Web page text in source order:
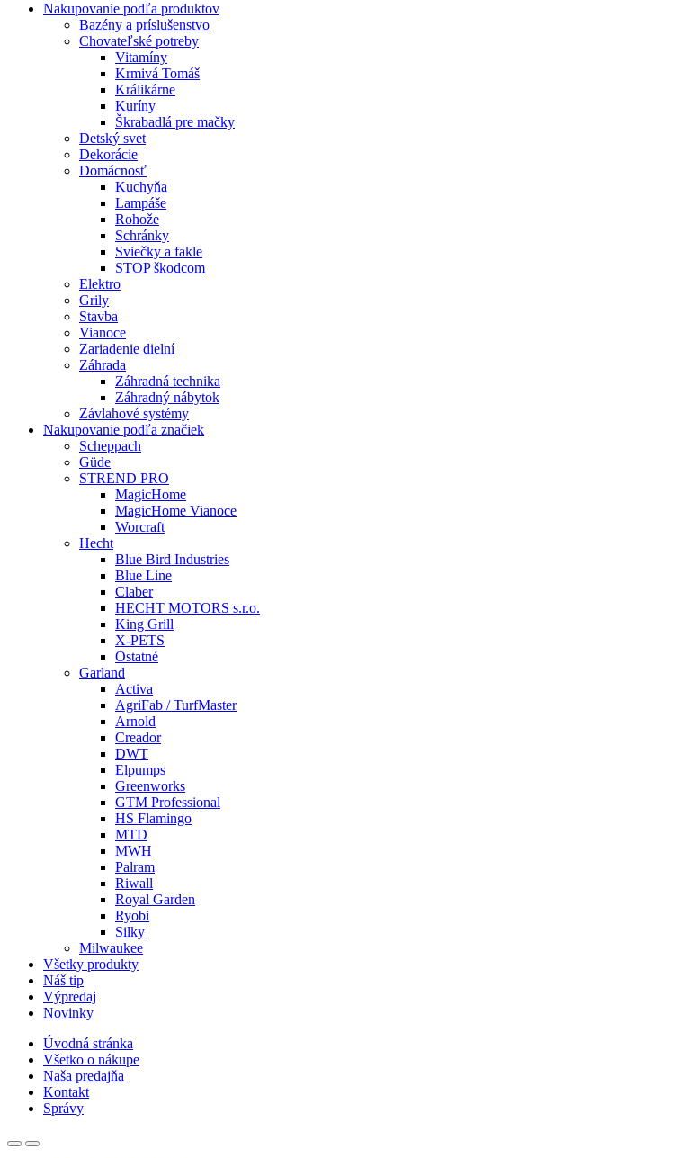
Nakupovanie podľa produktov
Bazény a príslušenstvo
Chovateľské potreby
Vitamíny
Krmivá Tomáš
Králikárne
Kuríny
Škrabadlá pre mačky
Detský svet
Dekorácie
Domácnosť
Kuchyňa
Lampáše
Rohože
Schránky
Sviečky a fakle
STOP škodcom
Elektro
Grily
Stavba
Vianoce
Zariadenie dielní
Záhrada
Záhradná technika
Záhradný nábytok
Závlahové systémy
Nakupovanie podľa značiek
Scheppach
Güde
STREND PRO
MagicHome
MagicHome Vianoce
Worcraft
Hecht
Blue Bird Industries
Blue Line
Claber
HECHT MOTORS s.r.o.
King Grill
X-PETS
Ostatné
Garland
Activa
AgriFab / TurfMaster
Arnold
Creador
DWT
Elpumps
Greenworks
GTM Professional
HS Flamingo
MTD
MWH
Palram
Riwall
Royal Garden
Ryobi
Silky
Milwaukee
Všetky produkty
Náš tip
Výpredaj
Novinky
Úvodná stránka
Všetko o nákupe
Naša predajňa
Kontakt
Správy